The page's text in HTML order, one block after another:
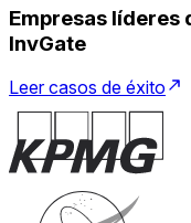
Empresas líderes
InvGate
Leer casos de éxito